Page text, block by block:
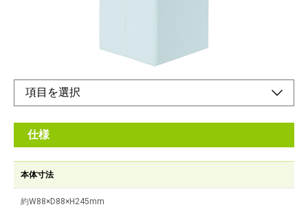
仕様
本体寸法
約W88×D88×H245mm